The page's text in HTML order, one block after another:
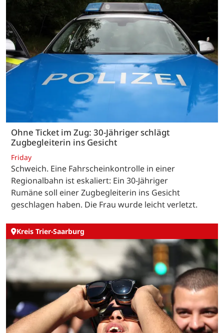
Ohne Ticket im Zug: 30-Jähriger schlägt
Zugbegleiterin ins Gesicht
Friday
Schweich. Eine Fahrscheinkontrolle in einer
Regionalbahn ist eskaliert: Ein 30-Jähriger
Rumäne soll einer Zugbegleiterin ins Gesicht
geschlagen haben. Die Frau wurde leicht verletzt.
Kreis Trier-Saarburg